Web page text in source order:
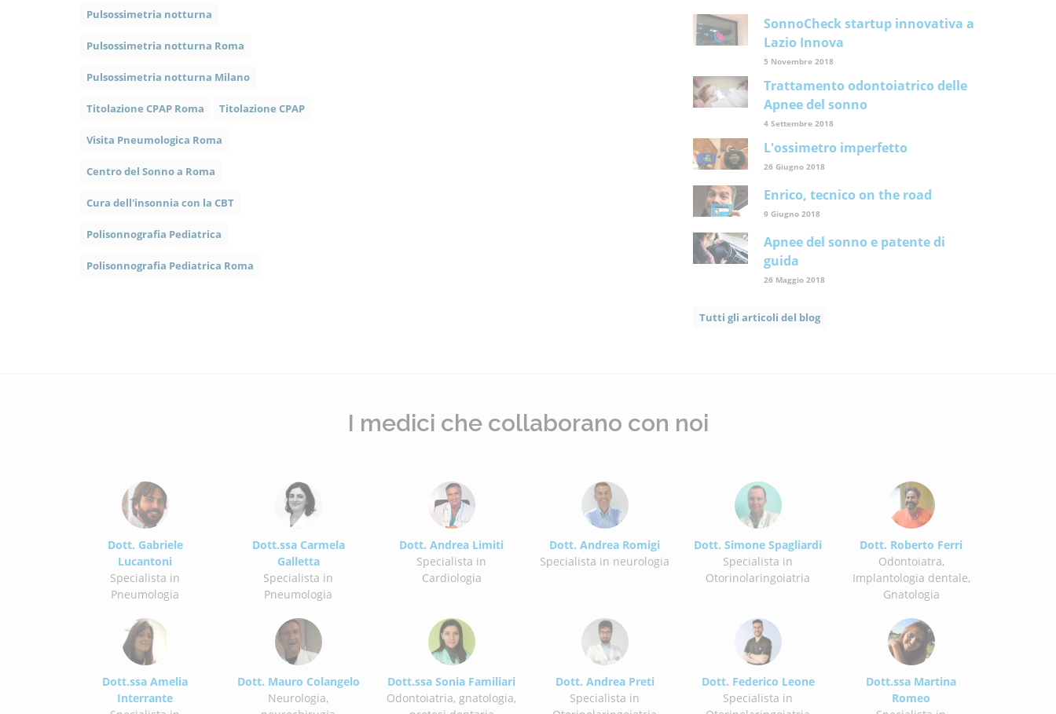
Pulsossimetria notturna
Pulsossimetria notturna Roma
Pulsossimetria notturna Milano
Titolazione CPAP Roma Titolazione CPAP
Visita Pneumologica Roma
Centro del Sonno a Roma
Cura dell'insonnia con la CBT
Polisonnografia Pediatrica
Polisonnografia Pediatrica Roma
SonnoCheck startup innovativa a
Lazio Innova
5 Novembre 2018
Trattamento odontoiatrico delle
Apnee del sonno
4 Settembre 2018
L'ossimetro imperfetto
26 Giugno 2018
Enrico, tecnico on the road
9 Giugno 2018
Apnee del sonno e patente di
guida
26 Maggio 2018
Tutti gli articoli del blog
I medici che collaborano con noi
Dott. Gabriele
Lucantoni
Specialista in
Pneumologia
Dott.ssa Carmela
Galletta
Specialista in
Pneumologia
Dott. Andrea Limiti
Specialista in
Cardiologia
Dott. Andrea Romigi
Specialista in neurologia
Dott. Simone Spagliardi
Specialista in
Otorinolaringoiatria
Dott. Roberto Ferri
Odontoiatra,
Implantologia dentale,
Gnatologia
Dott.ssa Amelia
Interrante
Dott. Mauro Colangelo
Neurologia,
Dott.ssa Sonia Familiari
Odontoiatria, gnatologia,
Dott. Andrea Preti
Specialista in
Dott. Federico Leone
Specialista in
Dott.ssa Martina
Romeo